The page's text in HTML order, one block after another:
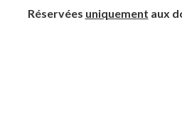
Réservées uniquement aux